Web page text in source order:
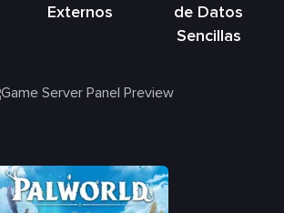
Externos
de Datos
Sencillas